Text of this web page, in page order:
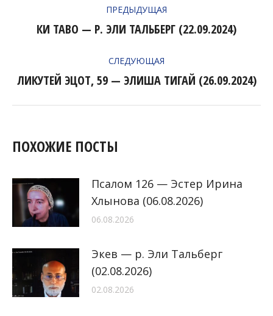
ПРЕДЫДУЩАЯ
Предыдущая
КИ ТАВО — Р. ЭЛИ ТАЛЬБЕРГ (22.09.2024)
СЛЕДУЮЩАЯ
Следующая
ЛИКУТЕЙ ЭЦОТ, 59 — ЭЛИША ТИГАЙ (26.09.2024)
ПОХОЖИЕ ПОСТЫ
Псалом 126 — Эстер Ирина
Хлынова (06.08.2026)
06.08.2026
Экев — р. Эли Тальберг
(02.08.2026)
02.08.2026